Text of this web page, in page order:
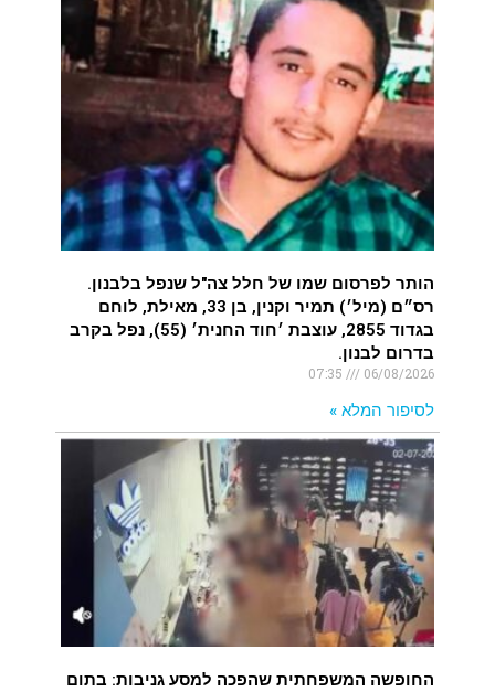
הותר לפרסום שמו של חלל צה"ל שנפל בלבנון.
רס״ם (מיל׳) תמיר וקנין, בן 33, מאילת, לוחם
בגדוד 2855, עוצבת ׳חוד החנית׳ (55), נפל בקרב
בדרום לבנון.
06/08/2026
לסיפור המלא »
החופשה המשפחתית שהפכה למסע גניבות: בתום